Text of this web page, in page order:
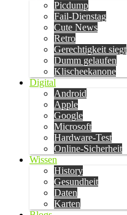
Picdump
Fail-Dienstag
Cute News
Retro
Gerechtigkeit siegt
Dumm gelaufen
Klischeekanone
Digital
Android
Apple
Google
Microsoft
Hardware-Test
Online-Sicherheit
Wissen
History
Gesundheit
Daten
Karten